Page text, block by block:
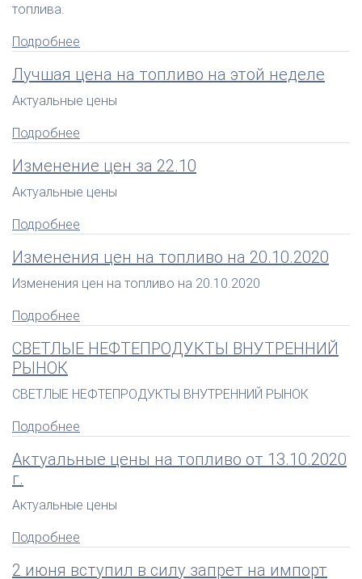
топлива.
Подробнее
Лучшая цена на топливо на этой неделе
Актуальные цены
Подробнее
Изменение цен за 22.10
Актуальные цены
Подробнее
Изменения цен на топливо на 20.10.2020
Изменения цен на топливо на 20.10.2020
Подробнее
СВЕТЛЫЕ НЕФТЕПРОДУКТЫ ВНУТРЕННИЙ
РЫНОК
СВЕТЛЫЕ НЕФТЕПРОДУКТЫ ВНУТРЕННИЙ РЫНОК
Подробнее
Актуальные цены на топливо от 13.10.2020
г.
Актуальные цены
Подробнее
2 июня вступил в силу запрет на импорт